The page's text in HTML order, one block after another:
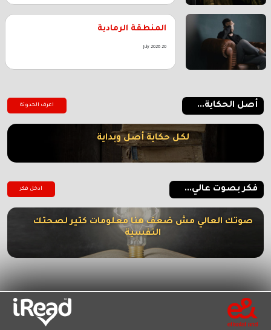
المنطقة الرمادية
20 July 2026
أصل الحكاية... اعرف الحدوتة
لكل حكاية أصل وبداية
فكر بصوت عالي... ادخل فكر
صوتك العالي مش ضعف هنا معلومات كتير لصحتك
النفسية